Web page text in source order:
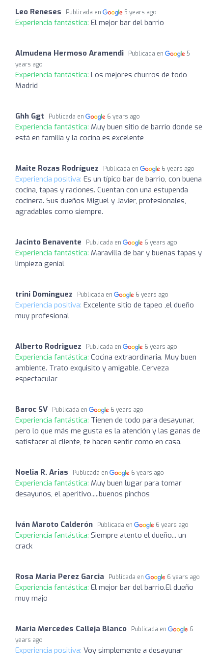
Leo Reneses Publicada en 5 years ago
Experiencia fantástica: El mejor bar del barrio
Almudena Hermoso Aramendi Publicada en
5
years ago
Experiencia fantástica: Los mejores churros de todo
Madrid
Ghh Ggt Publicada en 6 years ago
Experiencia fantástica: Muy buen sitio de barrio donde se
está en familia y la cocina es excelente
Maite Rozas Rodríguez Publicada en 6 years ago
Experiencia positiva: Es un típico bar de barrio, con buena
cocina, tapas y raciones. Cuentan con una estupenda
cocinera. Sus dueños Miguel y Javier, profesionales,
agradables como siempre.
Jacinto Benavente Publicada en 6 years ago
Experiencia fantástica: Maravilla de bar y buenas tapas y
limpieza genial
trini Dominguez Publicada en 6 years ago
Experiencia positiva: Excelente sitio de tapeo ,el dueño
muy profesional
Alberto Rodriguez Publicada en 6 years ago
Experiencia fantástica: Cocina extraordinaria. Muy buen
ambiente. Trato exquisito y amigable. Cerveza
espectacular
Baroc SV Publicada en 6 years ago
Experiencia fantástica: Tienen de todo para desayunar,
pero lo que más me gusta es la atención y las ganas de
satisfacer al cliente, te hacen sentir como en casa.
Noelia R. Arias Publicada en 6 years ago
Experiencia fantástica: Muy buen lugar para tomar
desayunos, el aperitivo.....buenos pinchos
Iván Maroto Calderón Publicada en 6 years ago
Experiencia fantástica: Siempre atento el dueño... un
crack
Rosa Maria Perez Garcia Publicada en 6 years ago
Experiencia fantástica: El mejor bar del barrio.El dueño
muy majo
Maria Mercedes Calleja Blanco Publicada en
6
years ago
Experiencia positiva: Voy simplemente a desayunar